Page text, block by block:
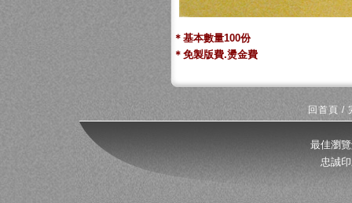
＊基本數量100份
＊免製版費.燙金費
回首頁 /
最佳瀏
忠誠